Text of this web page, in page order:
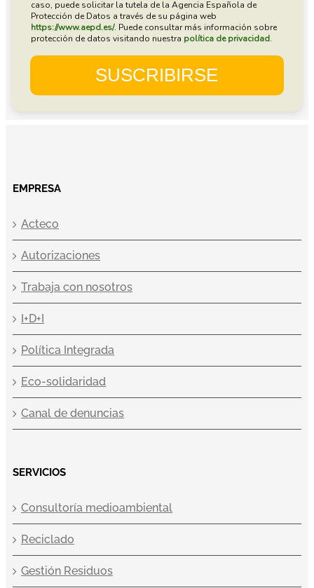
EMPRESA
Acteco
Autorizaciones
Trabaja con nosotros
I+D+I
Política Integrada
Eco-solidaridad
Canal de denuncias
SERVICIOS
Consultoría medioambiental
Reciclado
Gestión Residuos